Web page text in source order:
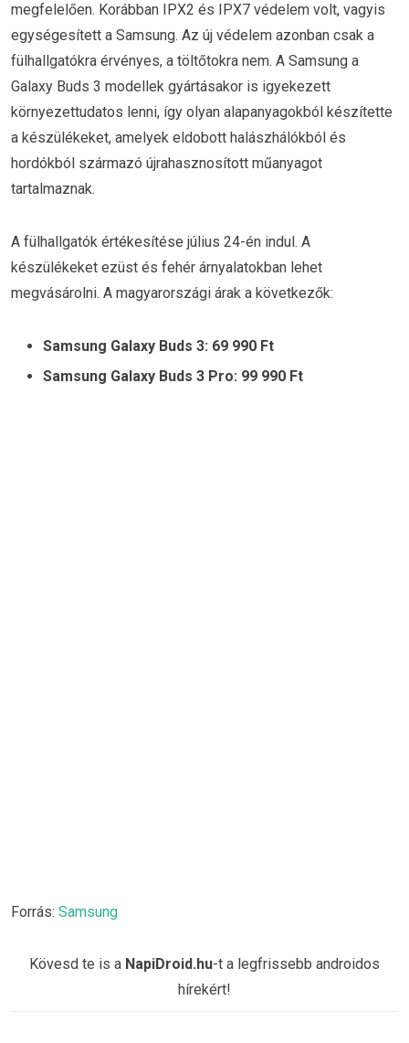
megfelelően. Korábban IPX2 és IPX7 védelem volt, vagyis
egységesített a Samsung. Az új védelem azonban csak a
fülhallgatókra érvényes, a töltőtokra nem. A Samsung a
Galaxy Buds 3 modellek gyártásakor is igyekezett
környezettudatos lenni, így olyan alapanyagokból készítette
a készülékeket, amelyek eldobott halászhálókból és
hordókból származó újrahasznosított műanyagot
tartalmaznak.
A fülhallgatók értékesítése július 24-én indul. A
készülékeket ezüst és fehér árnyalatokban lehet
megvásárolni. A magyarországi árak a következők:
Samsung Galaxy Buds 3: 69 990 Ft
Samsung Galaxy Buds 3 Pro: 99 990 Ft
Forrás: Samsung
Kövesd te is a NapiDroid.hu-t a legfrissebb androidos
hírekért!